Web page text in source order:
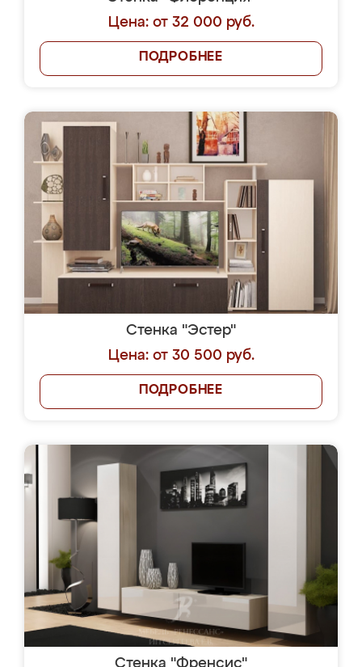
Цена: от 32 000 руб.
ПОДРОБНЕЕ
Стенка "Эстер"
Цена: от 30 500 руб.
ПОДРОБНЕЕ
Стенка "Френсис"